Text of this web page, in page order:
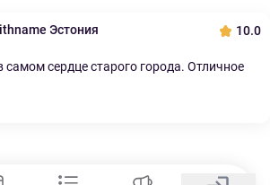
Эстония 10.0
самом сердце старого города. Отличное